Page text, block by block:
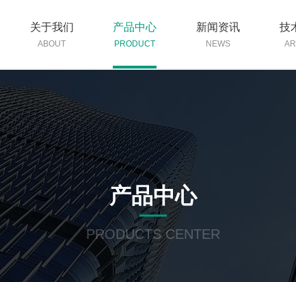
关于我们
ABOUT
产品中心
PRODUCT
新闻资讯
NEWS
技
产品中心
PRODUCTS CENTER